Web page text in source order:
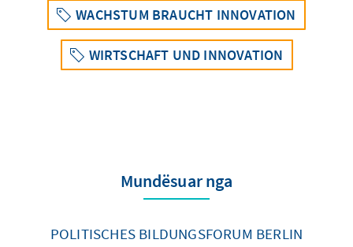
WACHSTUM BRAUCHT INNOVATION
WIRTSCHAFT UND INNOVATION
Mundësuar nga
POLITISCHES BILDUNGSFORUM BERLIN